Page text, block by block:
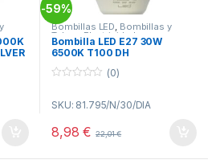
-59%
Bombillas LED, Bombillas y
Tubos ,Electricidad
Bombilla LED E27 30W
6500K T100 DH
u
f
(0)
SKU: 81.795/N/30/DIA
8,98€ 22,01€